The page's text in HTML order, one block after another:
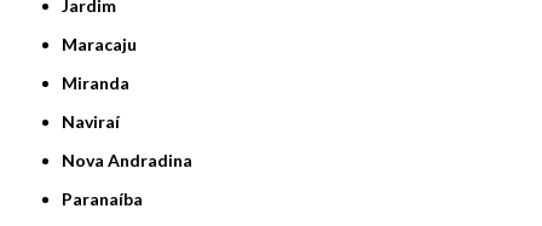
Jardim
Maracaju
Miranda
Naviraí
Nova Andradina
Paranaíba